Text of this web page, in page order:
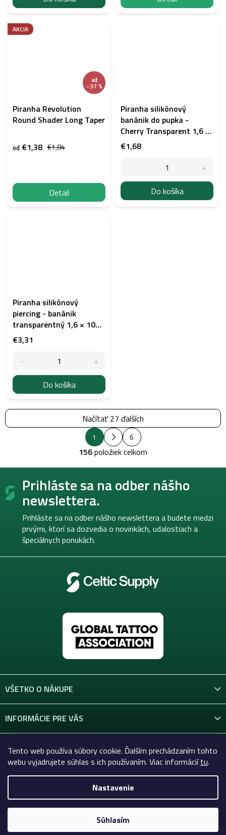
Tento web používa súbory cookie. Ďalším prechádzaním tohto
webu vyjadrujete súhlas s ich používaním. Viac informáciítu.
Nastavenie
Súhlasím
AKCIA
až
–37 %
Piranha Revolution
Round Shader Long Taper
€1,84
od €1,38
Detail
Piranha silikónový
banánik do pupka -
Cherry Transparent 1,6 ×
10 mm
€1,68
Do košíka
Piranha silikónový
piercing - banánik
transparentný 1,6 × 10
mm
€3,31
Do košíka
O
v
l
á
a
e
p
r
ý
p
s
Načítať 27 ďalších
S
t
r
á
n
o
v
i
e
1 6
156položiek celkom
Z
Prihláste sa na odber nášho
newslettera.
Prihláste sa na odber nášho newslettera a budete medzi
prvými, ktorí sa dozvedia o novinkách, udalostiach a
špeciálnych ponukách.
VŠETKO O NÁKUPE
INFORMÁCIE PRE VÁS
KONTAKT
Copyright 2026Celtic-Supply.sk | Všetko pre tetovanie a